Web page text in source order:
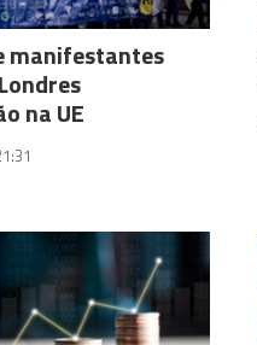
manifestantes
na UE